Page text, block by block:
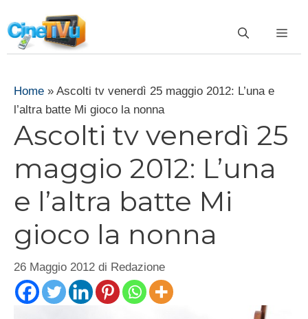
al
contenuto
Home » Ascolti tv venerdì 25 maggio 2012: L’una e
l’altra batte Mi gioco la nonna
Ascolti tv venerdì 25
maggio 2012: L’una
e l’altra batte Mi
gioco la nonna
26 Maggio 2012 di Redazione